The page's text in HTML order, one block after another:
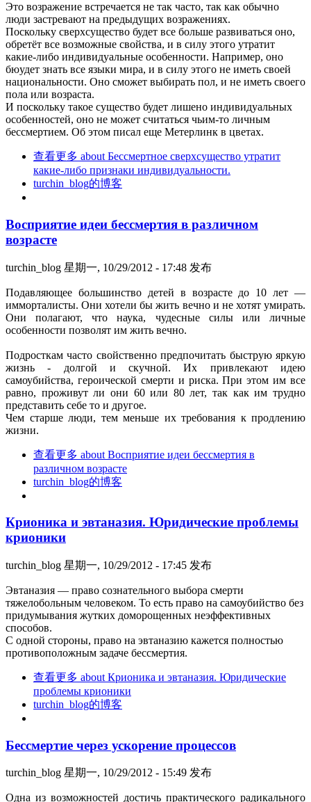
Это возражение встречается не так часто, так как обычно
люди застревают на предыдущих возражениях.
Поскольку сверхсущество будет все больше развиваться оно,
обретёт все возможные свойства, и в силу этого утратит
какие-либо индивидуальные особенности. Например, оно
бюудет знать все языки мира, и в силу этого не иметь своей
национальности. Оно сможет выбирать пол, и не иметь своего
пола или возраста.
И поскольку такое существо будет лишено индивидуальных
особенностей, оно не может считаться чьим-то личным
бессмертием. Об этом писал еще Метерлинк в цветах.
查看更多 about Бессмертное сверхсущество утратит
какие-либо признаки индивидуальности.
turchin_blog的博客
Восприятие идеи бессмертия в различном
возрасте
turchin_blog 星期一, 10/29/2012 - 17:48 发布
Подавляющее большинство детей в возрасте до 10 лет —
имморталисты. Они хотели бы жить вечно и не хотят умирать.
Они полагают, что наука, чудесные силы или личные
особенности позволят им жить вечно.
Подросткам часто свойственно предпочитать быструю яркую
жизнь - долгой и скучной. Их привлекают идею
самоубийства, героической смерти и риска. При этом им все
равно, проживут ли они 60 или 80 лет, так как им трудно
представить себе то и другое.
Чем старше люди, тем меньше их требования к продлению
жизни.
查看更多 about Восприятие идеи бессмертия в
различном возрасте
turchin_blog的博客
Крионика и эвтаназия. Юридические проблемы
крионики
turchin_blog 星期一, 10/29/2012 - 17:45 发布
Эвтаназия — право сознательного выбора смерти
тяжелобольным человеком. То есть право на самоубийство без
придумывания жутких доморощенных неэффективных
способов.
С одной стороны, право на эвтаназию кажется полностью
противоположным задаче бессмертия.
查看更多 about Крионика и эвтаназия. Юридические
проблемы крионики
turchin_blog的博客
Бессмертие через ускорение процессов
turchin_blog 星期一, 10/29/2012 - 15:49 发布
Одна из возможностей достичь практического радикального